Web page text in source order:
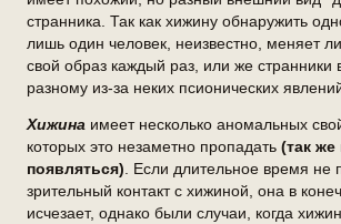
странника. Так как хижину обнаружить
лишь один человек, неизвестно, меняет
свой образ каждый раз, или же странники
разному из-за неких псионических
Хижина имеет несколько аномальных
которых это незаметно пропадать (так же
появляться). Если длительное время не
зрительный контакт с хижиной, она в
исчезает, однако были случаи, когда